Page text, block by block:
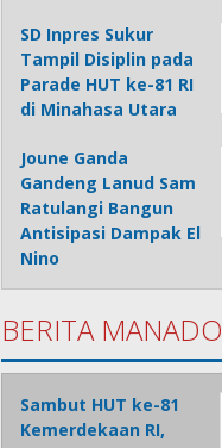
SD Inpres Sukur
Tampil Disiplin pada
Parade HUT ke-81 RI
di Minahasa Utara
Joune Ganda
Gandeng Lanud Sam
Ratulangi Bangun
Antisipasi Dampak El
Nino
BERITA MANADO
Sambut HUT ke-81
Kemerdekaan RI,